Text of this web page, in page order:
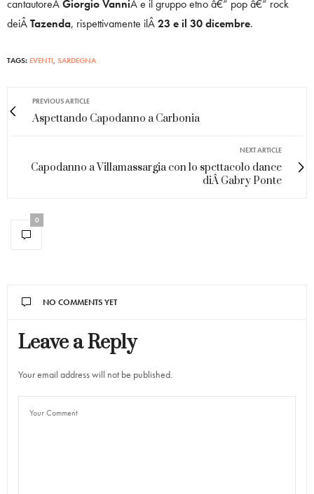
cantautoreÂGiorgio VanniÂ e il gruppo etno â€“ pop â€“ rock
deiÂTazenda, rispettivamente ilÂ23 e il 30 dicembre.
TAGS: EVENTI SARDEGNA
PREVIOUS ARTICLE
Aspettando Capodanno a Carbonia
NEXT ARTICLE
Capodanno a Villamassargia con lo spettacolo dance
diÂ Gabry Ponte
0
NO COMMENTS YET
Leave a Reply
Your email address will not be published.